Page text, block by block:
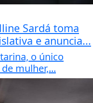
Sardá toma
e anuncia...
o único
mulher,...